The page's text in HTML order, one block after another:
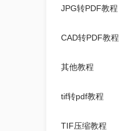
JPG转PDF教程
CAD转PDF教程
其他教程
tif转pdf教程
TIF压缩教程